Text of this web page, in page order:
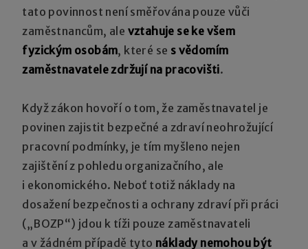
tato povinnost není směřována pouze vůči
zaměstnancům, ale vztahuje se ke všem
fyzickým osobám, které se s vědomím
zaměstnavatelezdržují na pracovišti.
Když zákon hovoří o tom, že zaměstnavatel je
povinen zajistit bezpečné a zdraví neohrožující
pracovní podmínky, je tím myšleno nejen
zajištění z pohledu organizačního, ale
i ekonomického. Neboť totiž náklady na
dosažení bezpečnosti a ochrany zdraví při práci
(„BOZP“) jdou k tíži pouze zaměstnavateli
a v žádném případě tyto náklady nemohou být